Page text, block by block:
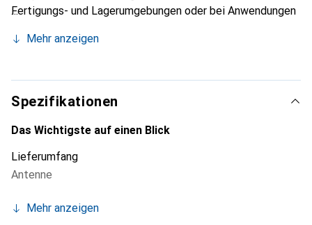
Fertigungs- und Lagerumgebungen oder bei Anwendungen
Mehr anzeigen
Spezifikationen
Das Wichtigste auf einen Blick
Lieferumfang
Antenne
Mehr anzeigen